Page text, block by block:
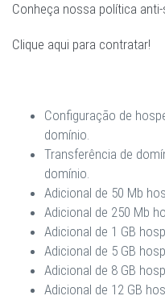
Conheça nossa política
Clique aqui para contratar!
Configuração de
domínio.
Transferência de
domínio.
Adicional de 50 Mb
Adicional de 250 Mb
Adicional de 1 GB
Adicional de 5 GB
Adicional de 8 GB
Adicional de 12 GB